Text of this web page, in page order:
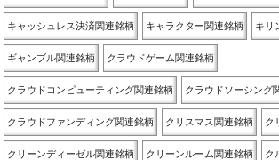
キャッシュレス決済関連銘柄 キャラクター関連銘柄 キリ
ギャンブル関連銘柄 クラウドゲーム関連銘柄
クラウドコンピューティング関連銘柄 クラウドソーシング
クラウドファンディング関連銘柄 クリスマス関連銘柄 ク
クリーンディーゼル関連銘柄 クリーンルーム関連銘柄 ク